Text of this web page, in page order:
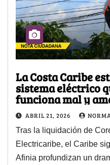
La Costa Caribe
sistema eléctrico
funciona mal y
ABRIL 21, 2026
Tras la liquidación de
Electricaribe, el Caribe
Afinia profundizan un